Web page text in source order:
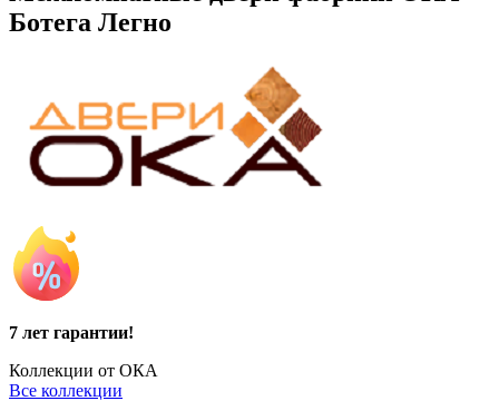
Ботега Легно
7 лет гарантии!
Коллекции от ОКА
Все коллекции